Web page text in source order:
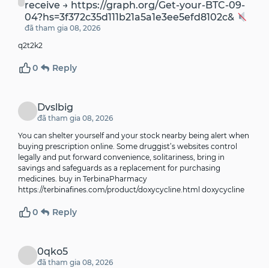
receive → https://graph.org/Get-your-BTC-09-
04?hs=3f372c35d111b21a5a1e3ee5efd8102c&
đã tham gia 08, 2026
q2t2k2
0 Reply
Dvslbig
đã tham gia 08, 2026
You can shelter yourself and your stock nearby being alert when
buying prescription online. Some druggist’s websites control
legally and put forward convenience, solitariness, bring in
savings and safeguards as a replacement for purchasing
medicines. buy in TerbinaPharmacy
https://terbinafines.com/product/doxycycline.html doxycycline
0 Reply
0qko5
đã tham gia 08, 2026